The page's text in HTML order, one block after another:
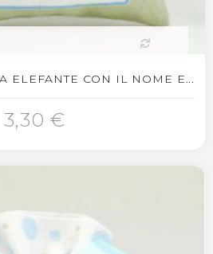
ELEFANTE CON IL NOME E...
3,30 €